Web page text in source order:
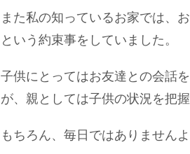
また私の知っているお家では、
という約束事をしていました。
子供にとってはお友達との会話
が、親としては子供の状況を把
もちろん、毎日ではありません